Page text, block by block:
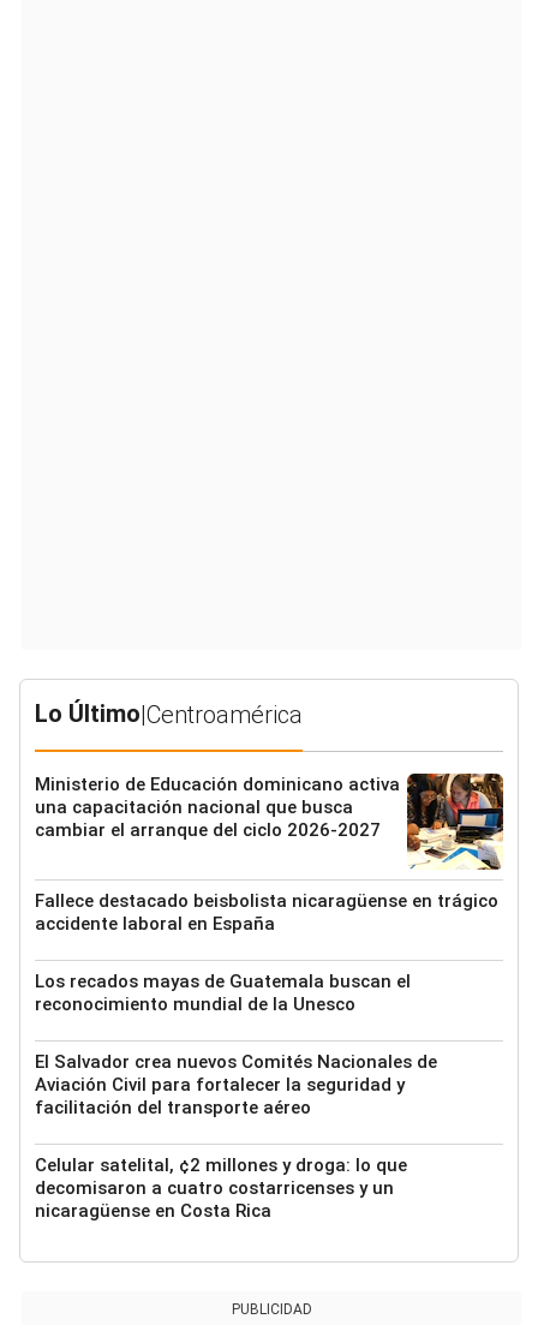
Lo Último|Centroamérica
Ministerio de Educación dominicano activa
una capacitación nacional que busca
cambiar el arranque del ciclo 2026-2027
Fallece destacado beisbolista nicaragüense en trágico
accidente laboral en España
Los recados mayas de Guatemala buscan el
reconocimiento mundial de la Unesco
El Salvador crea nuevos Comités Nacionales de
Aviación Civil para fortalecer la seguridad y
facilitación del transporte aéreo
Celular satelital, ¢2 millones y droga: lo que
decomisaron a cuatro costarricenses y un
nicaragüense en Costa Rica
PUBLICIDAD